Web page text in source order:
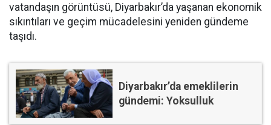
vatandaşın görüntüsü, Diyarbakır’da yaşanan ekonomik
sıkıntıları ve geçim mücadelesini yeniden gündeme
taşıdı.
Diyarbakır’da emeklilerin
gündemi: Yoksulluk